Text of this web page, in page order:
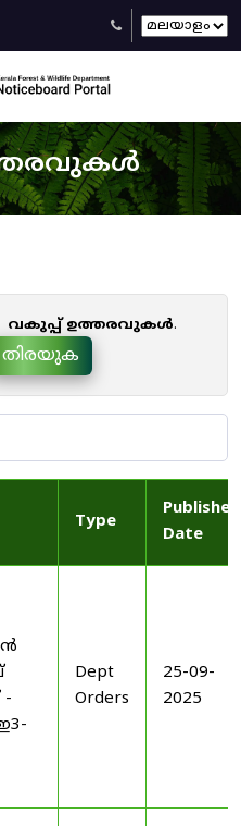
വകുപ്പ് ഉത്തരവുകൾ.
തിരയുക
Type
Published
Date
-
Dept
Orders
25-09-
2025